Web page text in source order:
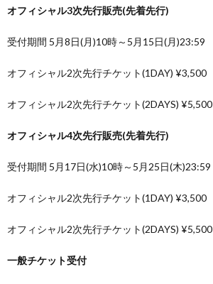
オフィシャル3次先行販売(先着先行)
受付期間 5月8日(月)10時～5月15日(月)23:59
オフィシャル2次先行チケット(1DAY) ¥3,500
オフィシャル2次先行チケット(2DAYS) ¥5,500
オフィシャル4次先行販売(先着先行)
受付期間 5月17日(水)10時～5月25日(木)23:59
オフィシャル2次先行チケット(1DAY) ¥3,500
オフィシャル2次先行チケット(2DAYS) ¥5,500
一般チケット受付